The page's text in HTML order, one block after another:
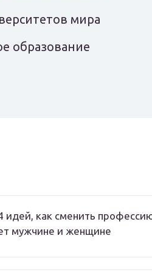
мира
образование
идей, как сменить
мужчине и женщине